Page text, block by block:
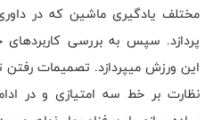
مختلف یادگیری ماشین که در
پردازد. سپس به بررسی
این ورزش میپردازد. تصمیمات
نظارت بر خط سه امتیازی و در